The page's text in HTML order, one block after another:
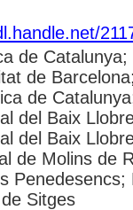
de
de
de
del Baix
del Baix
de Molins de
Sitges